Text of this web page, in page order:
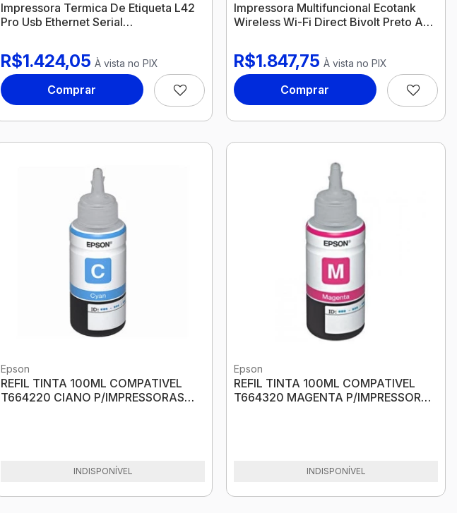
Impressora Termica De Etiqueta L42
Pro Usb Ethernet Serial
R$1.424,05 À vista no PIX
Comprar
Impressora Multifuncional Ecotank
Wireless Wi-Fi Direct Bivolt Preto A4
R$1.847,75 À vista no PIX
Comprar
Epson
REFIL TINTA 100ML COMPATIVEL
T664220 CIANO P/IMPRESSORAS
INDISPONÍVEL
Epson
REFIL TINTA 100ML COMPATIVEL
T664320 MAGENTA P/IMPRESSORA
INDISPONÍVEL